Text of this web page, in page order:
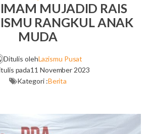
MUJADID RAIS
RANGKUL ANAK
MUDA
Ditulis olehLazismu Pusat
pada11 November 2023
Kategori :Berita